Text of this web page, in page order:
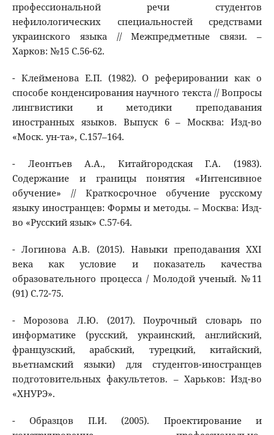
профессиональной речи студентов
нефилологических специальностей средствами
украинского языка // Межпредметные связи. –
Харков: №15 С.56-62.
- Клейменова Е.П. (1982). О реферировании как о
способе конденсирования научного текста // Вопросы
лингвистики и методики преподавания
иностранных языков. Выпуск 6 – Москва: Изд-во
«Моск. ун-та», С.157–164.
- Леонтьев А.А., Китайгородская Г.А. (1983).
Содержание и границы понятия «Интенсивное
обучение» // Краткосрочное обучение русскому
языку иностранцев: Формы и методы. – Москва: Изд-
во «Русский язык» С.57-64.
- Логинова А.В. (2015). Навыки преподавания XXI
века как условие и показатель качества
образовательного процесса / Молодой ученый. №11
(91) С.72-75.
- Морозова Л.Ю. (2017). Поурочный словарь по
информатике (русский, украинский, английский,
французский, арабский, турецкий, китайский,
вьетнамский языки) для студентов-иностранцев
подготовительных факультетов. – Харьков: Изд-во
«ХНУРЭ».
- Образцов П.И. (2005). Проектирование и